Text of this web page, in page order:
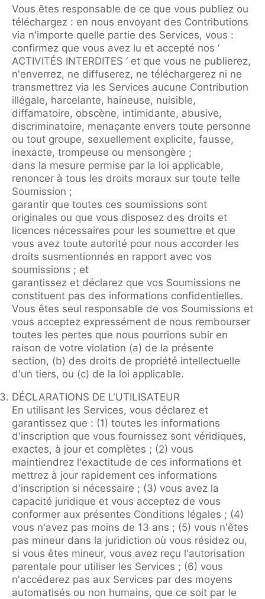
Vous êtes responsable de ce que vous publiez ou
téléchargez : en nous envoyant des Contributions
via n'importe quelle partie des Services, vous :
confirmez que vous avez lu et accepté nos ‘
ACTIVITÉS INTERDITES ‘ et que vous ne publierez,
n'enverrez, ne diffuserez, ne téléchargerez ni ne
transmettrez via les Services aucune Contribution
illégale, harcelante, haineuse, nuisible,
diffamatoire, obscène, intimidante, abusive,
discriminatoire, menaçante envers toute personne
ou tout groupe, sexuellement explicite, fausse,
inexacte, trompeuse ou mensongère ;
dans la mesure permise par la loi applicable,
renoncer à tous les droits moraux sur toute telle
Soumission ;
garantir que toutes ces soumissions sont
originales ou que vous disposez des droits et
licences nécessaires pour les soumettre et que
vous avez toute autorité pour nous accorder les
droits susmentionnés en rapport avec vos
soumissions ; et
garantissez et déclarez que vos Soumissions ne
constituent pas des informations confidentielles.
Vous êtes seul responsable de vos Soumissions et
vous acceptez expressément de nous rembourser
toutes les pertes que nous pourrions subir en
raison de votre violation (a) de la présente
section, (b) des droits de propriété intellectuelle
d'un tiers, ou (c) de la loi applicable.
DÉCLARATIONS DE L'UTILISATEUR
En utilisant les Services, vous déclarez et
garantissez que : (1) toutes les informations
d'inscription que vous fournissez sont véridiques,
exactes, à jour et complètes ; (2) vous
maintiendrez l'exactitude de ces informations et
mettrez à jour rapidement ces informations
d'inscription si nécessaire ; (3) vous avez la
capacité juridique et vous acceptez de vous
conformer aux présentes Conditions légales ; (4)
vous n'avez pas moins de 13 ans ; (5) vous n'êtes
pas mineur dans la juridiction où vous résidez ou,
si vous êtes mineur, vous avez reçu l'autorisation
parentale pour utiliser les Services ; (6) vous
n'accéderez pas aux Services par des moyens
automatisés ou non humains, que ce soit par le